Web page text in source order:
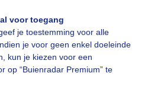
voor toegang
je toestemming voor alle
je voor geen enkel doeleinde
kun je kiezen voor een
op “Buienradar Premium” te